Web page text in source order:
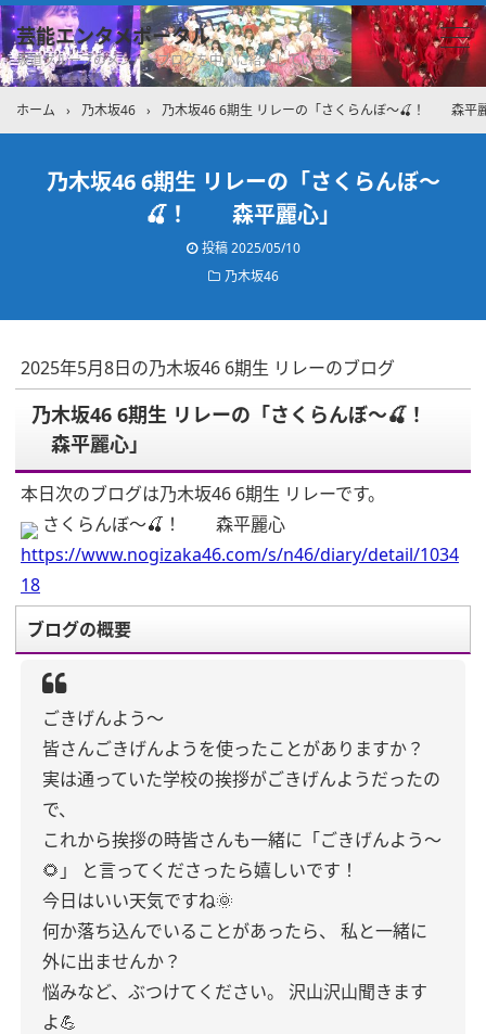
芸能エンタメポータル
坂道グループのメンバーブログを中心に紹介しています
ホーム › 乃木坂46 › 乃木坂46 6期生 リレーの「さくらんぼ〜🍒！ 森平
乃木坂46 6期生 リレーの「さくらんぼ〜
🍒！ 森平麗心」
投稿2025/05/10
乃木坂46
2025年5月8日の乃木坂46 6期生 リレーのブログ
乃木坂46 6期生 リレーの「さくらんぼ〜🍒！
森平麗心」
本日次のブログは乃木坂46 6期生 リレーです。
さくらんぼ〜🍒！ 森平麗心
https://www.nogizaka46.com/s/n46/diary/detail/1034
18
ブログの概要
ごきげんよう〜
皆さんごきげんようを使ったことがありますか？
実は通っていた学校の挨拶がごきげんようだったの
で、
これから挨拶の時皆さんも一緒に「ごきげんよう〜
🌻」
と言ってくださったら嬉しいです！
今日はいい天気ですね🌞
何か落ち込んでいることがあったら、
私と一緒に
外に出ませんか？
悩みなど、ぶつけてください。
沢山沢山聞きます
よ💪